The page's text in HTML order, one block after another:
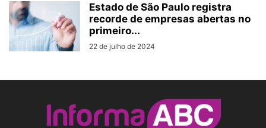
Estado de São Paulo registra
recorde de empresas abertas no
primeiro...
22 de julho de 2024